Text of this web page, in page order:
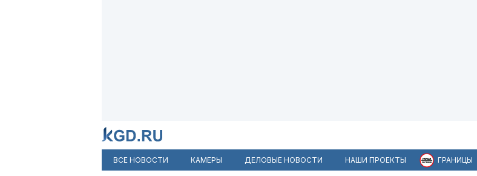
ВСЕ НОВОСТИ КАМЕРЫ ДЕЛОВЫЕ НОВОСТИ НАШИ ПРОЕКТЫ ГРАНИЦЫ